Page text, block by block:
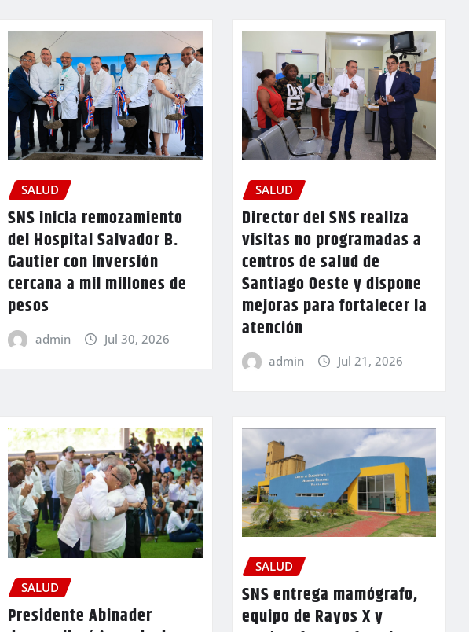
SALUD
SNS inicia remozamiento
del Hospital Salvador B.
Gautier con inversión
cercana a mil millones de
pesos
admin Jul 30, 2026
SALUD
Director del SNS realiza
visitas no programadas a
centros de salud de
Santiago Oeste y dispone
mejoras para fortalecer la
atención
admin Jul 21, 2026
SALUD
Presidente Abinader
SALUD
SNS entrega mamógrafo,
equipo de Rayos X y